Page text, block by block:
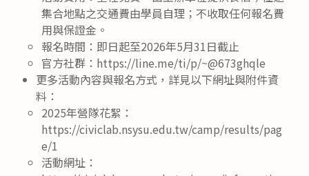
集合地點之交通費由學員自理；不收取任何報名費
用與保證金。
報名時間：即日起至2026年5月31日截止
官方社群：https://line.me/ti/p/~@673ghqle
更多活動內容與報名方式，詳見以下網址與附件資
料：
2025年營隊花絮：
https://civiclab.nsysu.edu.tw/camp/results/pag
e/1
活動網址：